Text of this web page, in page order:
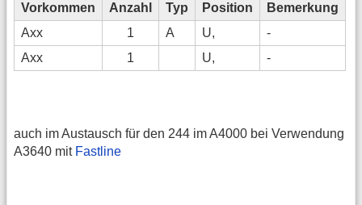
Vorkommen Anzahl Typ Position
Bemerkung
Axx
1 A U,
-
Axx
1 U, -
auch im Austausch für den 244 im A4000 bei Verwendung
A3640 mit Fastline